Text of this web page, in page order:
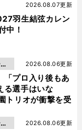
羽生結弦カレン
中！
2026.08.07更新
「プロ入り後もあ
る選手はいな
トリオが衝撃を受
2026.08.06更新
2026.08.06更新